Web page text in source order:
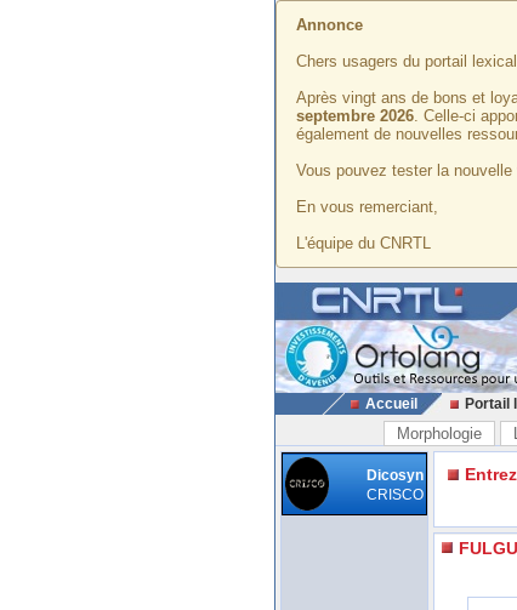
Annonce
Chers usagers du portail
Après vingt ans de bons et
septembre 2026. Celle-ci
également de nouvelles
Vous pouvez tester la
En vous remerciant,
L'équipe du CNRTL
Accueil Portail
Morphologie
Dicosyn
CRISCO